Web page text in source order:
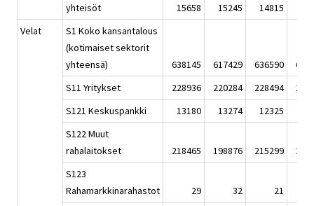
yhteisöt
15658 15245 14815
Velat
S1 Koko kansantalous
(kotimaiset sektorit
yhteensä)
638145 617429 636590
S11 Yritykset
228936 220284 228494
S121 Keskuspankki
13180 13274 12325
S122 Muut
rahalaitokset
218465 198876 215299
S123
Rahamarkkinarahastot
29 32
21